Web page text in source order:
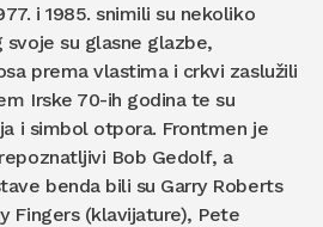
i 1985. snimili su nekoliko
su glasne glazbe,
prema vlastima i crkvi zaslužili
Irske 70-ih godina te su
i simbol otpora. Frontmen je
Bob Gedolf, a
benda bili su Garry Roberts
Fingers (klavijature), Pete